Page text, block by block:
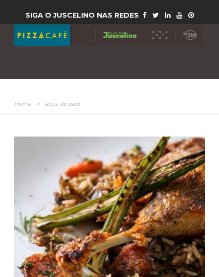
SIGA O JUSCELINO NAS REDES
Home > arroz de pato